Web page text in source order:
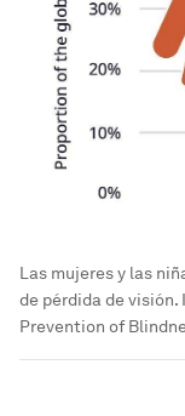
Las mujeres y las
de pérdida de visión.
Prevention of